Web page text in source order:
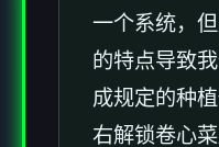
一个系统，
的特点导致
成规定的种
右解锁卷心